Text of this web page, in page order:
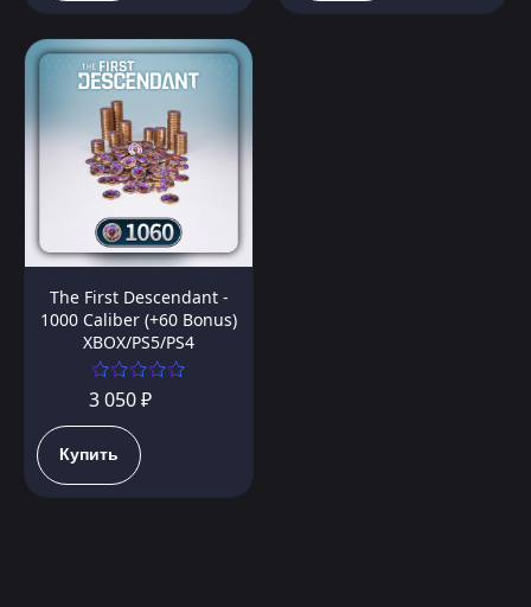
The First Descendant -
1000 Caliber (+60 Bonus)
XBOX/PS5/PS4
3 050 ₽
Купить